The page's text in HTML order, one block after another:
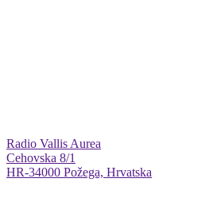
Radio Vallis Aurea
Cehovska 8/1
HR-34000 Požega, Hrvatska